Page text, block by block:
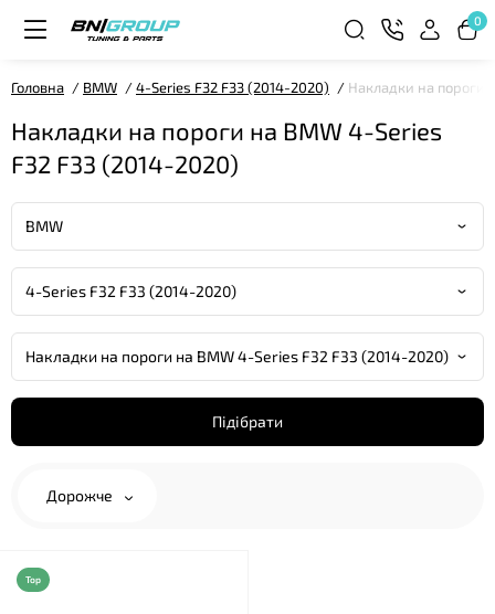
0
Головна BMW 4-Series F32 F33 (2014-2020) Накладки на пороги
Накладки на пороги на BMW 4-Series
F32 F33 (2014-2020)
Підібрати
Дорожче
Top